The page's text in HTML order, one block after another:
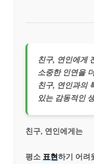
친구, 연인에게
소중한 인연을
친구, 연인과의
있는 감동적인
친구, 연인에게는
평소 표현하기 어려